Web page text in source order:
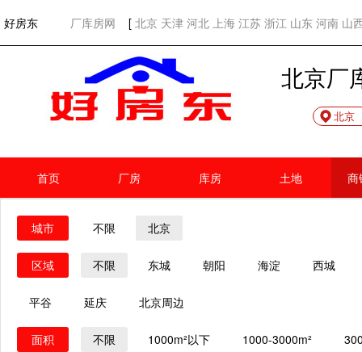
好房东 厂库房网 [ 北京 天津 河北 上海 江苏 浙江 山东 河南 山
欢迎访问好房东！网站首页
北京厂
北京
首页 厂房 库房 土地 商
城市 不限 北京
区域 不限 东城 朝阳 海淀 西城
平谷 延庆 北京周边
面积 不限 1000m²以下 1000-3000m²